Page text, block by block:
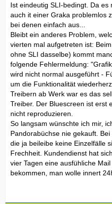
Ist eindeutig SLI-bedingt. Da
auch it einer Graka problemlos
bei denen einfach aus...
Bleibt ein anderes Problem,
vierten mal aufgetreten ist:
ohne SLI dasselbe) kommt
folgende Fehlermeldung:
wird nicht normal ausgeführt -
um die Funktionalität
Treibern ab Werk war es das
Treiber. Der Bluescreen ist erst
nicht reproduzieren.
So langsam wünschte ich mir,
Pandorabüchse nie gekauft.
die ja beileibe keine Einzelfälle
Frechheit. Kundendienst hat
vier Tagen eine ausfühliche
bekommen, man wolle innert